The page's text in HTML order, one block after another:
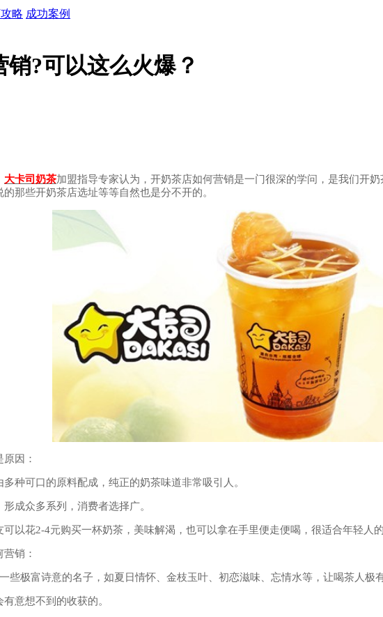
略 成功案例
?可以这么火爆？
大卡司奶茶加盟指导专家认为，开奶茶店如何营销是一门很深的学问，是我们开
的那些开奶茶店选址等等自然也是分不开的。
因：
可口的原料配成，纯正的奶茶味道非常吸引人。
成众多系列，消费者选择广。
花2-4元购买一杯奶茶，美味解渴，也可以拿在手里便走便喝，很适合年轻人的
销：
极富诗意的名子，如夏日情怀、金枝玉叶、初恋滋味、忘情水等，让喝茶人极
意想不到的收获的。